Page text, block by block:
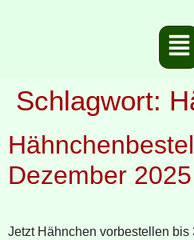
Schlagwort:
Dezember 2025
Jetzt Hähnchen vorbestellen bis